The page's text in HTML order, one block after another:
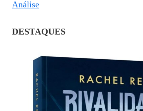
Análise
DESTAQUES